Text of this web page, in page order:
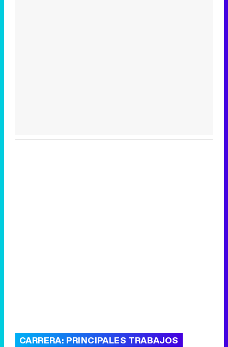
CARRERA: PRINCIPALES TRABAJOS